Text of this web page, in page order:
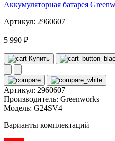
Аккумуляторная батарея
Артикул: 2960607
5 990 ₽
Купить
Артикул: 2960607
Производитель: Greenworks
Модель: G24SV4
Варианты комплектаций